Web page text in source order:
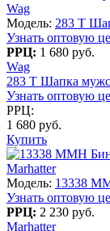
Wag
Модель: 283 T
Узнать оптовую
РРЦ: 1 680 руб.
Wag
283 T Шапка
Узнать оптовую
РРЦ:
1 680 руб.
Купить
Marhatter
Модель: 13338
Узнать оптовую
РРЦ: 2 230 руб.
Marhatter